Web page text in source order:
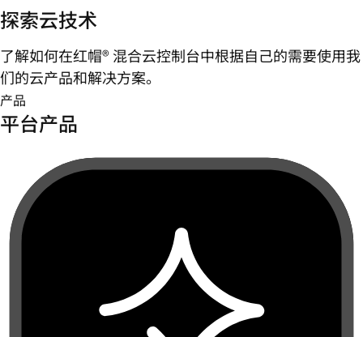
探索云技术
了解如何在红帽® 混合云控制台中根据自己的需要使用我
们的云产品和解决方案。
产品
平台产品